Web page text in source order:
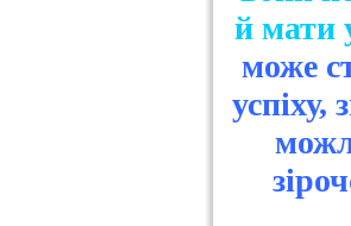
й мати
може
успіху,